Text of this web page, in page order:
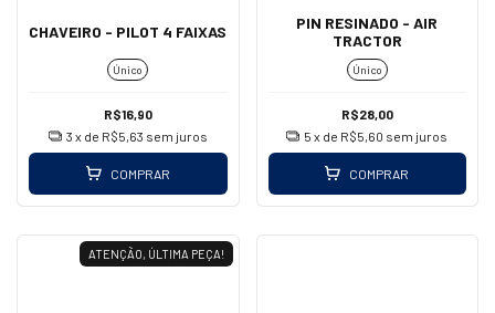
CHAVEIRO - PILOT 4 FAIXAS
Único
R$16,90
3 x de R$5,63 sem juros
COMPRAR
PIN RESINADO - AIR
TRACTOR
Único
R$28,00
5 x de R$5,60 sem juros
COMPRAR
ATENÇÃO, ÚLTIMA PEÇA!